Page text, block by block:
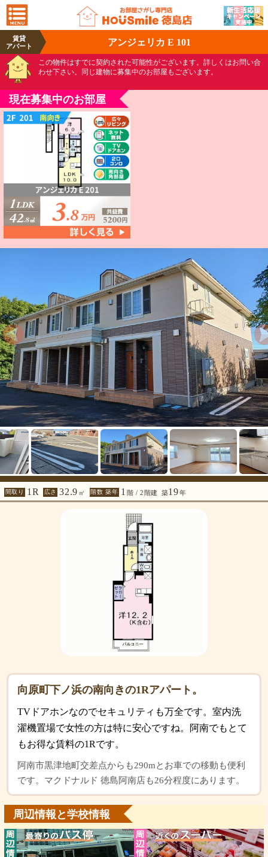
賃貸
アパート
アンジェリカ E 101
この物件はすでに契約された可能性がございます。詳しくはお問い合
わせ下さい。同じ建物に募集中のお部屋もございます。
現在募集中のお部屋
間取り 1R 広さ 32.9 ㎡ 階数 築年 1 階 / 2階建 築19年
向原町下ノ浜の南向きの1Rアパート。
TVドアホンなのでセキュリティも万全です。室内洗
濯機置場で女性の方は特に安心ですね。阿南でもとて
もお得な賃料の1Rです。
阿南市黒津地町交差点からも290mとお車での移動も便利
です。マクドナルド 徳島阿南店も26分程度にあります。
周辺情報と学校情報